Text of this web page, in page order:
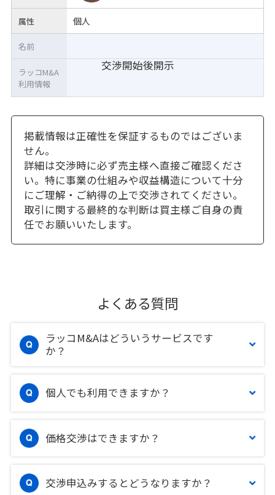
属性 個人
交渉開始後開示
名前
ラッコM&A
利用情報
掲載情報は正確性を保証するものではございま
せん。
詳細は交渉時に必ず売主様へ直接ご確認くださ
い。特に事業の仕組みや収益構造について十分
にご理解・ご納得の上で交渉されてください。
取引に関する最終的な判断は買主様ご自身の責
任でお願いいたします。
よくある質問
ラッコM&Aはどういうサービスです
か？
個人でも利用できますか？
価格交渉はできますか？
交渉申込みするとどうなりますか？